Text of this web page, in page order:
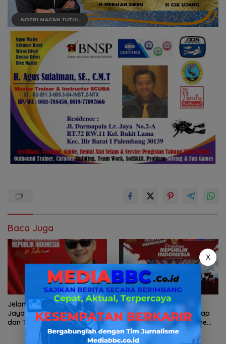
Baca Juga
Jelang HUT RI ke-81, GRIB
Jaya Sumsel Perkuat Barisan
dan Tegaskan Peran Kawal
Aspirasi Rakyat.
Malam 17 Agustus Makin
Hype! DJ Sinta Mispan Siap
Guncang Gen-Z Hypezone
Palembang
X